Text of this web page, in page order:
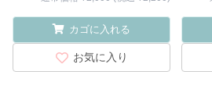
カゴに入れる
お気に入り